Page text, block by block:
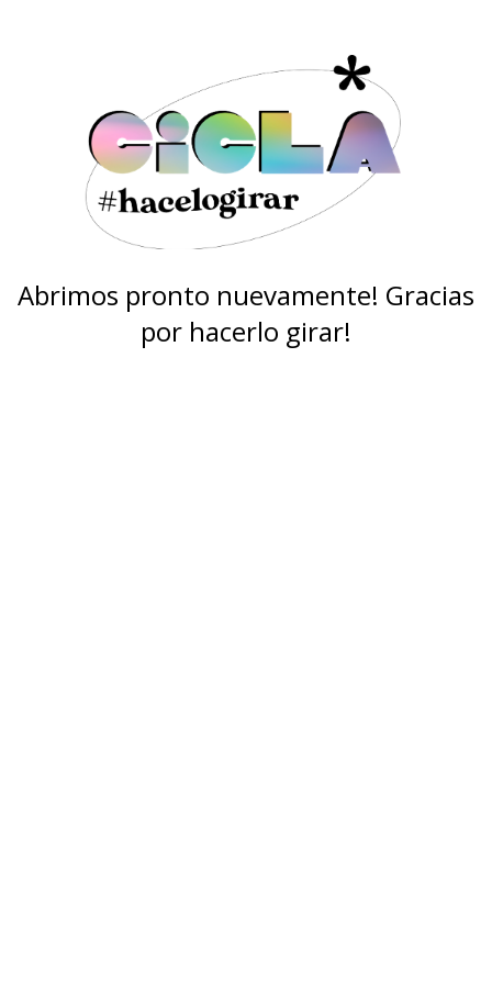
Abrimos pronto nuevamente! Gracias
por hacerlo girar!